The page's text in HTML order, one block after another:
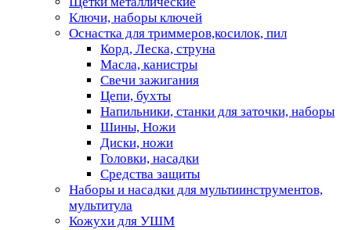
Ключи, наборы ключей
Оснастка для триммеров,косилок, пил
Корд, Леска, струна
Масла, канистры
Свечи зажигания
Цепи, бухты
Напильники, станки для заточки, наборы
Шины, Ножи
Диски, ножи
Головки, насадки
Средства защиты
Наборы и насадки для мультиинструментов,
мультитула
Кожухи для УШМ